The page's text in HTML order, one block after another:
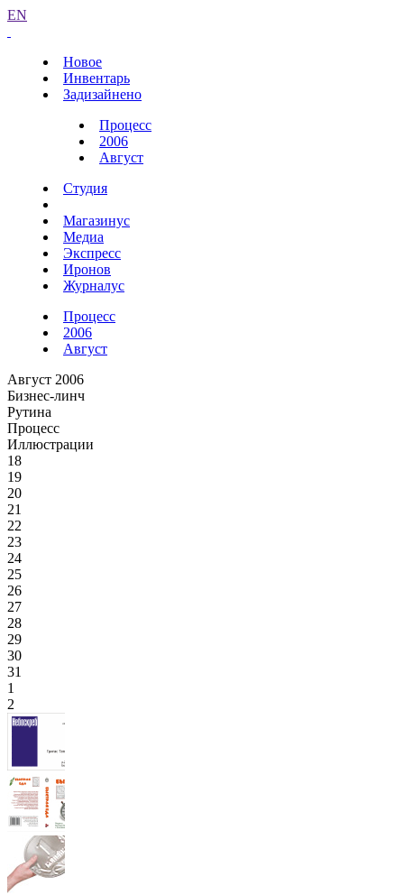
EN
Новое
Инвентарь
Задизайнено
Процесс
2006
Август
Студия
Магазинус
Медиа
Экспресс
Иронов
Журналус
Процесс
2006
Август
Август 2006
Бизнес-линч
Рутина
Процесс
Иллюстрации
18
19
20
21
22
23
24
25
26
27
28
29
30
31
1
2